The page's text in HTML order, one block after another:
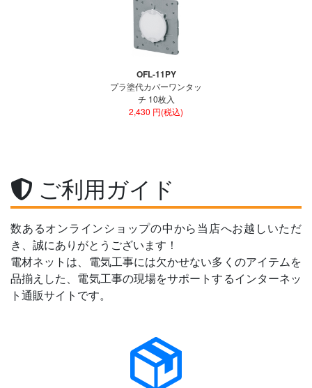
OFL-11PY
プラ塗代カバーワンタッ
チ 10枚入
2,430 円(税込)
ご利用ガイド
数あるオンラインショップの中から当店へお越しいただ
き、誠にありがとうございます！
電材ネットは、電気工事には欠かせない多くのアイテムを
品揃えした、電気工事の現場をサポートするインターネッ
ト通販サイトです。